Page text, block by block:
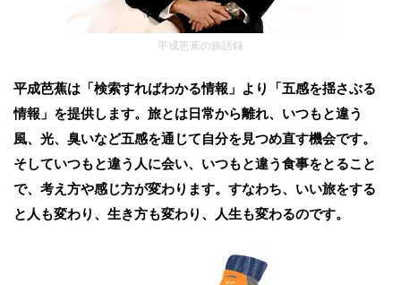
平成芭蕉の旅語録
平成芭蕉は「検索すればわかる情報」より「五感を揺さぶる
情報」を提供します。旅とは日常から離れ、いつもと違う
風、光、臭いなど五感を通じて自分を見つめ直す機会です。
そしていつもと違う人に会い、いつもと違う食事をとること
で、考え方や感じ方が変わります。すなわち、いい旅をする
と人も変わり、生き方も変わり、人生も変わるのです。